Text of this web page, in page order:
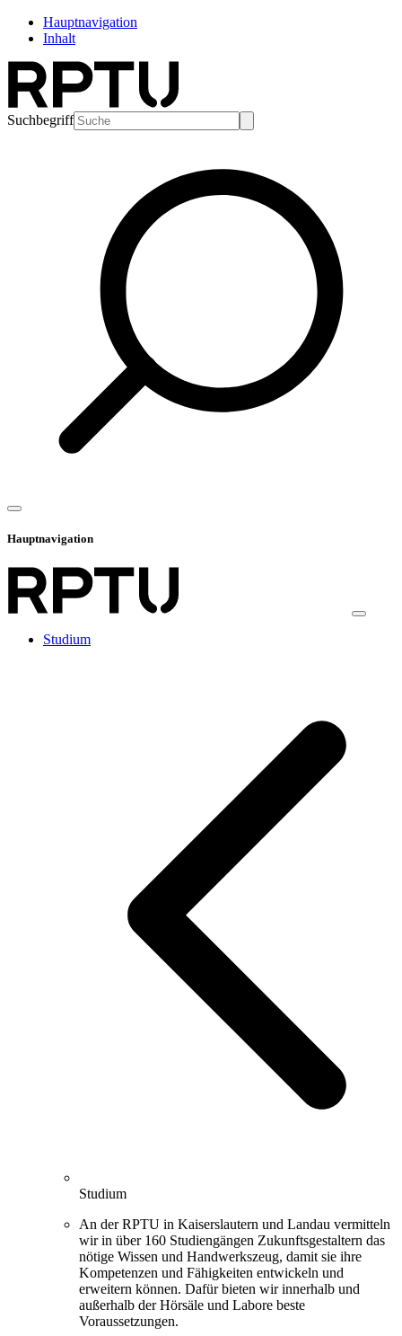
Hauptnavigation
Inhalt
Suchbegriff
Hauptnavigation
Studium
Studium
An der RPTU in Kaiserslautern und Landau vermitteln
wir in über 160 Studiengängen Zukunftsgestaltern das
nötige Wissen und Handwerkszeug, damit sie ihre
Kompetenzen und Fähigkeiten entwickeln und
erweitern können. Dafür bieten wir innerhalb und
außerhalb der Hörsäle und Labore beste
Voraussetzungen.